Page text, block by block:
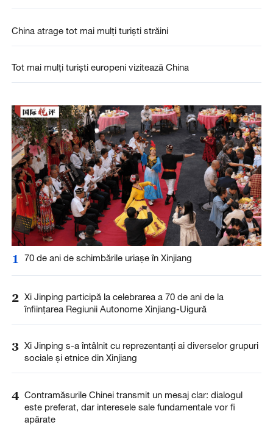
China atrage tot mai mulți turiști străini
Tot mai mulți turiști europeni vizitează China
1 70 de ani de schimbările uriașe în Xinjiang
2 Xi Jinping participă la celebrarea a 70 de ani de la
înființarea Regiunii Autonome Xinjiang-Uigură
3 Xi Jinping s-a întâlnit cu reprezentanți ai diverselor grupuri
sociale și etnice din Xinjiang
4 Contramăsurile Chinei transmit un mesaj clar: dialogul
este preferat, dar interesele sale fundamentale vor fi
apărate